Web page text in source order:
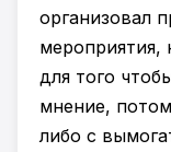
организовал
мероприятия,
для того
мнение,
либо с